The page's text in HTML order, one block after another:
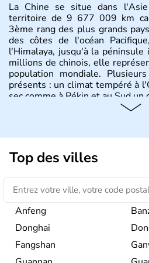
La Chine se situe dans
territoire de 9 677 009 km
3ème rang des plus grands
des côtes de l'océan
l'Himalaya, jusqu'à la
millions de chinois, elle
population mondiale.
présents : un climat tempéré à
sec comme à Pékin et au Sud un
La civilisation chinoise est l'une
histoire a été nourrie d'une
dynasties. La dynastie Qing a
jusqu'aux guerres de
constituée comme nation et a
en 1945. Illustre pays en
gardistes, la Chine a été la
de l'imprimerie à caractères
la poudre à canon.
Top des villes
Anfeng
Donghai
Fangshan